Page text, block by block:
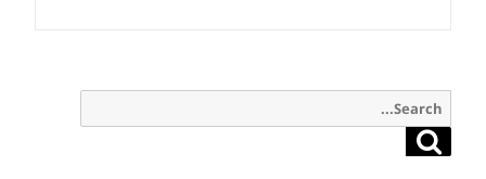
Search
for:
Search